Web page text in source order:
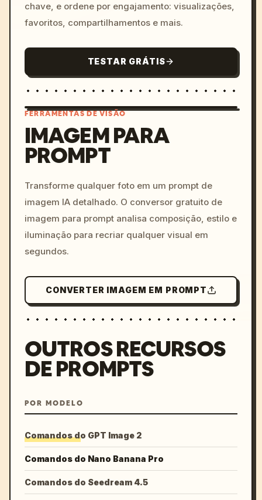
chave, e ordene por engajamento: visualizações,
favoritos, compartilhamentos e mais.
TESTAR GRÁTIS
colors, 8k --v 6.0
FERRAMENTAS DE VISÃO
IMAGEM PARA
PROMPT
Transforme qualquer foto em um prompt de
imagem IA detalhado. O conversor gratuito de
imagem para prompt analisa composição, estilo e
iluminação para recriar qualquer visual em
segundos.
CONVERTER IMAGEM EM PROMPT
OUTROS RECURSOS
DE PROMPTS
POR MODELO
Comandos do GPT Image 2
Comandos do Nano Banana Pro
Comandos do Seedream 4.5